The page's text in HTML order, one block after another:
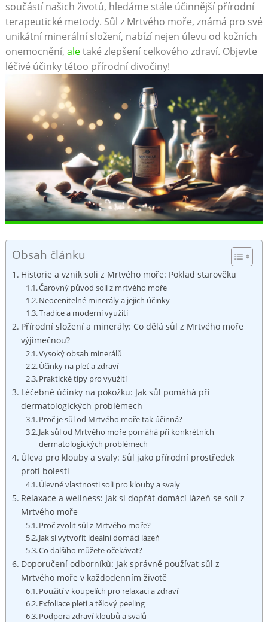
součástí⁢ našich životů, hledáme ⁣stále účinnější přírodní
terapeutické metody. ‍Sůl z Mrtvého moře, ⁤známá pro​ své​
unikátní minerální složení, nabízí⁣ nejen úlevu‌ od​ kožních ​
onemocnění, aletaké zlepšení celkového zdraví. ⁤Objevte
⁢léčivé účinky tétoo‍ přírodní⁣ divočiny!
Obsah článku
Historie a​ vznik soli z Mrtvého moře: Poklad starověku
Čarovný​ původ soli z mrtvého moře
Neocenitelné minerály a jejich účinky
Tradice a moderní využití
Přírodní ⁤složení ‌a minerály: Co dělá sůl z Mrtvého moře
výjimečnou?
Vysoký obsah minerálů
Účinky na⁤ pleť a ⁢zdraví
Praktické ​tipy pro využití
Léčebné účinky na pokožku: Jak ⁢sůl pomáhá⁣ při
dermatologických ​problémech
Proč je⁤ sůl⁢ od Mrtvého moře tak účinná?
Jak ‍sůl od Mrtvého moře ⁣pomáhá⁣ při konkrétních
dermatologických problémech
Úleva pro ‌klouby a svaly: Sůl jako​ přírodní prostředek
proti ⁢bolesti
Úlevné vlastnosti soli pro klouby ⁣a‌ svaly
Relaxace⁣ a⁤ wellness: ​Jak si dopřát ⁢domácí‍ lázeň se ⁤solí‍ z
Mrtvého moře
Proč zvolit sůl⁣ z Mrtvého ‌moře?
Jak ⁤si⁢ vytvořit ideální domácí ⁢lázeň
Co‍ dalšího ‌můžete očekávat?
Doporučení odborníků: Jak správně používat sůl‌ z
‌Mrtvého moře ⁣v každodenním životě
Použití ⁣v koupelích pro relaxaci a zdraví
Exfoliace pleti a⁤ tělový peeling
Podpora zdraví ‍kloubů a svalů